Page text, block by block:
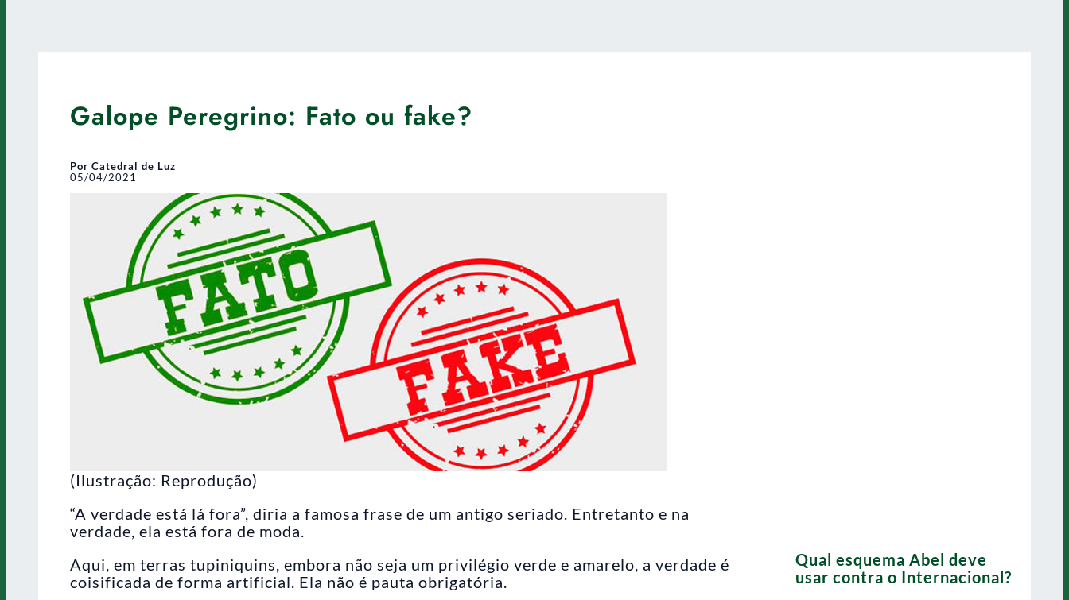
Galope Peregrino: Fato ou fake?
Por Catedral de Luz
05/04/2021
(Ilustração: Reprodução)
“A verdade está lá fora”, diria a famosa frase de um antigo seriado. Entretanto e na
verdade, ela está fora de moda.
Aqui, em terras tupiniquins, embora não seja um privilégio verde e amarelo, a verdade é
coisificada de forma artificial. Ela não é pauta obrigatória.
Qual esquema Abel deve
usar contra o Internacional?